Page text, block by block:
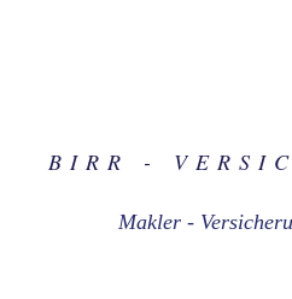
BIRR -
Makler -